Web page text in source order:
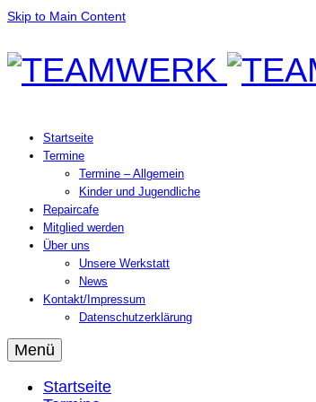
Skip to Main Content
Startseite
Termine
Termine – Allgemein
Kinder und Jugendliche
Repaircafe
Mitglied werden
Über uns
Unsere Werkstatt
News
Kontakt/Impressum
Datenschutzerklärung
Menü
Startseite